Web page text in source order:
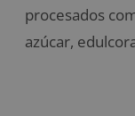
procesados
azúcar,